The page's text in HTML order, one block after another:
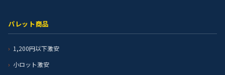
パレット商品
1,200円以下激安
小ロット激安